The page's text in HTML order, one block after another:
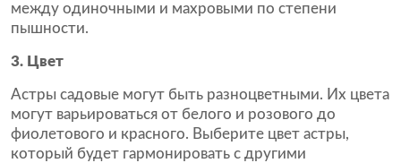
между одиночными и махровыми по степени
пышности.
3. Цвет
Астры садовые могут быть разноцветными. Их цвета
могут варьироваться от белого и розового до
фиолетового и красного. Выберите цвет астры,
который будет гармонировать с другими